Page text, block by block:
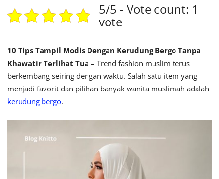
5/5 - Vote count: 1
vote
10 Tips Tampil Modis Dengan Kerudung Bergo Tanpa
Khawatir Terlihat Tua – Trend fashion muslim terus
berkembang seiring dengan waktu. Salah satu item yang
menjadi favorit dan pilihan banyak wanita muslimah adalah
kerudung bergo.